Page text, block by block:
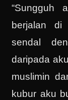
“Sungguh
berjalan di
sendal
daripada
muslimin
kubur aku